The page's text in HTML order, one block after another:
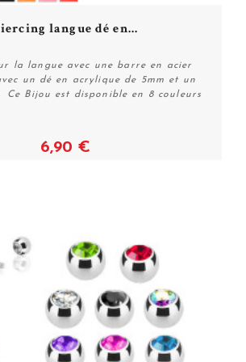
Voir
langue dé en...
la langue avec une barre en acier
un dé en acrylique de 5mm et un
Ce Bijou est disponible en 8 couleurs
6,90 €